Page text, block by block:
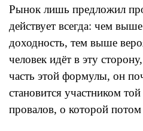
Рынок лишь предложил
действует всегда: чем
доходность, тем выше
человек идёт в эту
часть этой формулы, он
становится участником
провалов, о которой